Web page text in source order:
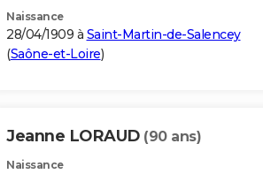
Naissance
28/04/1909 à Saint-Martin-de-Salencey
(Saône-et-Loire)
Jeanne LORAUD (90 ans)
Naissance